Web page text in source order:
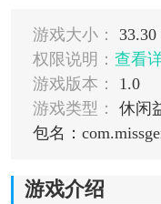
游戏大小：
权限说明： 查看
游戏版本：
1.0
游戏类型：
休闲
包名：
游戏介绍